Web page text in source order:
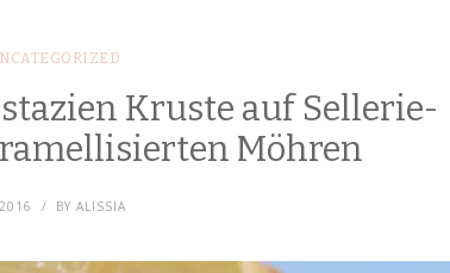
Kruste auf Sellerie-
Möhren
BY ALISSIA